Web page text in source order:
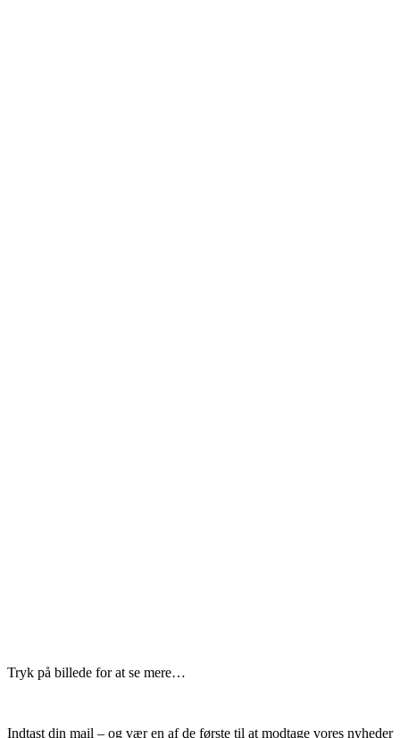
Tryk på billede for at se mere…
Indtast din mail – og vær en af de første til at modtage vores nyheder